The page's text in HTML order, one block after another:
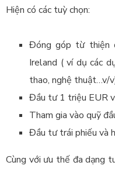
Hiện có các tuỳ chọn:
Đóng góp từ thiện
Ireland ( ví dụ các
thao, nghệ thuật…v/
Đầu tư 1 triệu EUR
Tham gia vào quỹ
Đầu tư trái phiếu và
Cùng với ưu thế đa dạng